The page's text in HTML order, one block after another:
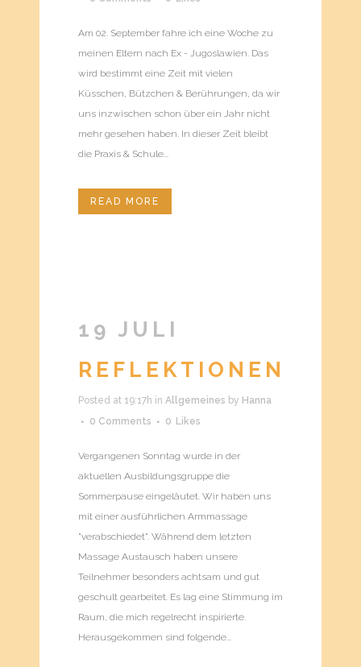
Am 02. September fahre ich eine Woche zu
meinen Eltern nach Ex - Jugoslawien. Das
wird bestimmt eine Zeit mit vielen
Küsschen, Bützchen & Berührungen, da wir
uns inzwischen schon über ein Jahr nicht
mehr gesehen haben. In dieser Zeit bleibt
die Praxis & Schule...
READ MORE
19 JULI
REFLEKTIONEN
Posted at 19:17h in Allgemeines by Hanna
0 Comments
0 Likes
Vergangenen Sonntag wurde in der
aktuellen Ausbildungsgruppe die
Sommerpause eingeläutet. Wir haben uns
mit einer ausführlichen Armmassage
"verabschiedet". Während dem letzten
Massage Austausch haben unsere
Teilnehmer besonders achtsam und gut
geschult gearbeitet. Es lag eine Stimmung im
Raum, die mich regelrecht inspirierte.
Herausgekommen sind folgende...